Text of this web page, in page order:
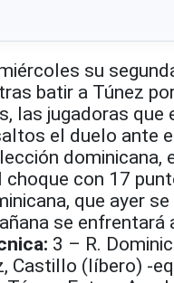
su
batir a Túnez
las jugadoras que
el duelo ante
dominicana,
con 17
que ayer
se enfrentará
3 – R.
Castillo (líbero) -